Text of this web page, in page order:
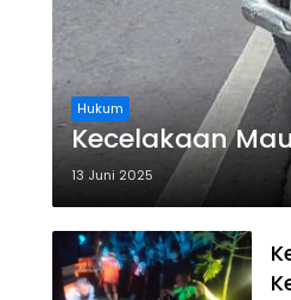
Hukum
Kecelakaan
13 Juni 2025